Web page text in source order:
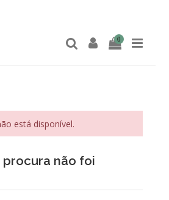
0
está disponível.
procura não foi